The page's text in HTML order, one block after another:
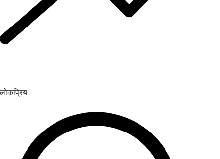
लोकप्रिय